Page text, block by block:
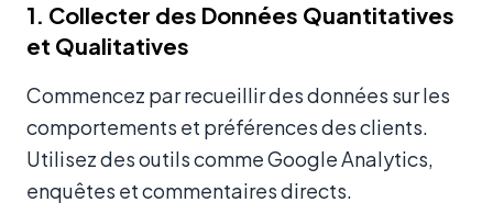
1. Collecter des Données Quantitatives
et Qualitatives
Commencez par recueillir des données sur les
comportements et préférences des clients.
Utilisez des outils comme Google Analytics,
enquêtes et commentaires directs.